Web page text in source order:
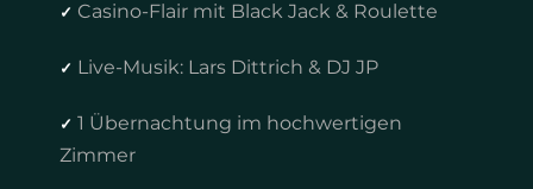
✓ Casino-Flair mit Black Jack & Roulette
✓ Live-Musik: Lars Dittrich & DJ JP
✓ 1 Übernachtung im hochwertigen
Zimmer